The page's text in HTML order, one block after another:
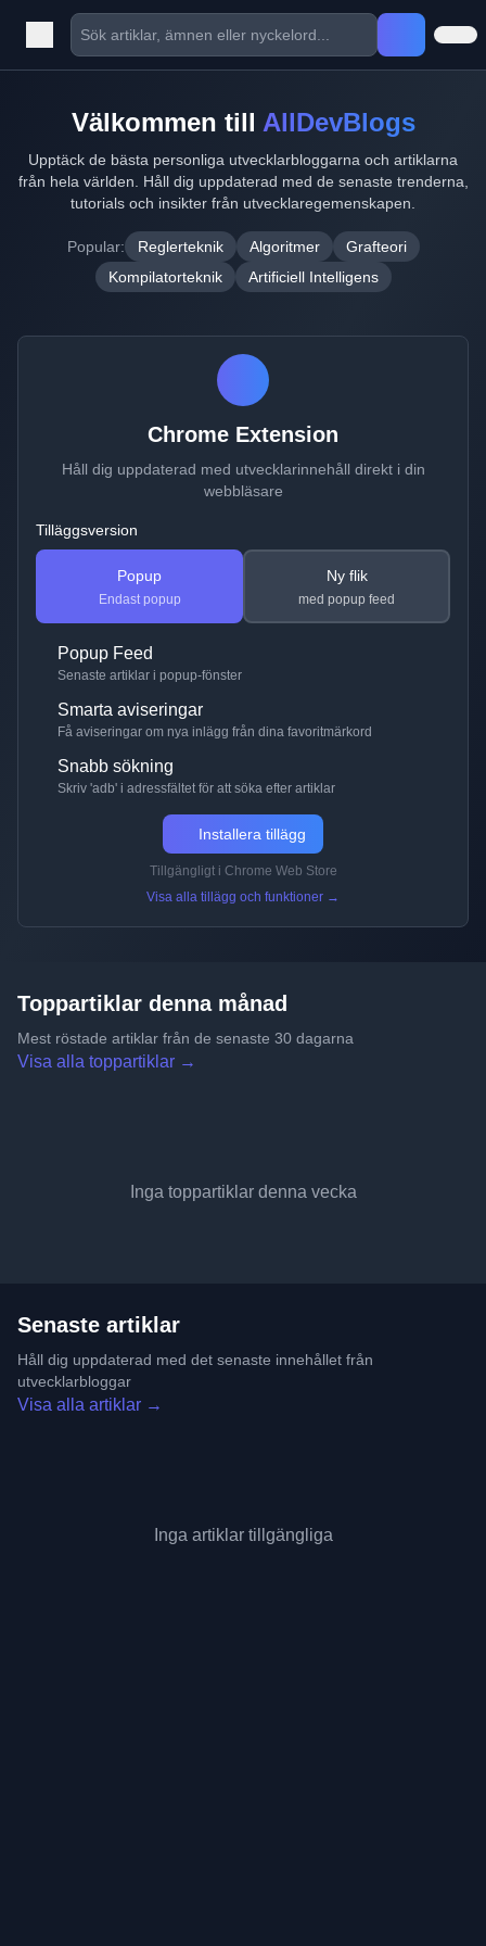
Välkommen till AllDevBlogs
Upptäck de bästa personliga utvecklarbloggarna och artiklarna
från hela världen. Håll dig uppdaterad med de senaste trenderna,
tutorials och insikter från utvecklaregemenskapen.
Popular: Reglerteknik Algoritmer
Grafteori
Kompilatorteknik
Artificiell Intelligens
Chrome Extension
Håll dig uppdaterad med utvecklarinnehåll direkt i din
webbläsare
Tilläggsversion
Popup
Endast popup
Ny flik
med popup feed
Popup Feed
Senaste artiklar i popup-fönster
Smarta aviseringar
Få aviseringar om nya inlägg från dina favoritmärkord
Snabb sökning
Skriv 'adb' i adressfältet för att söka efter artiklar
Installera tillägg
Tillgängligt i Chrome Web Store
Visa alla tillägg och funktioner →
Toppartiklar denna månad
Mest röstade artiklar från de senaste 30 dagarna
Visa alla toppartiklar →
Inga toppartiklar denna vecka
Senaste artiklar
Håll dig uppdaterad med det senaste innehållet från
utvecklarbloggar
Visa alla artiklar →
Inga artiklar tillgängliga